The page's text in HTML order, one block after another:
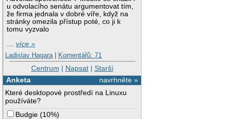
u odvolacího senátu argumentovat tím,
že firma jednala v dobré víře, když na
stránky omezila přístup poté, co ji k
tomu vyzvalo
…více »
Ladislav Hagara | Komentářů: 71
Centrum | Napsat| Starší
navrhněte »
Anketa
Které desktopové prostředí na Linuxu
používáte?
Budgie (10%)